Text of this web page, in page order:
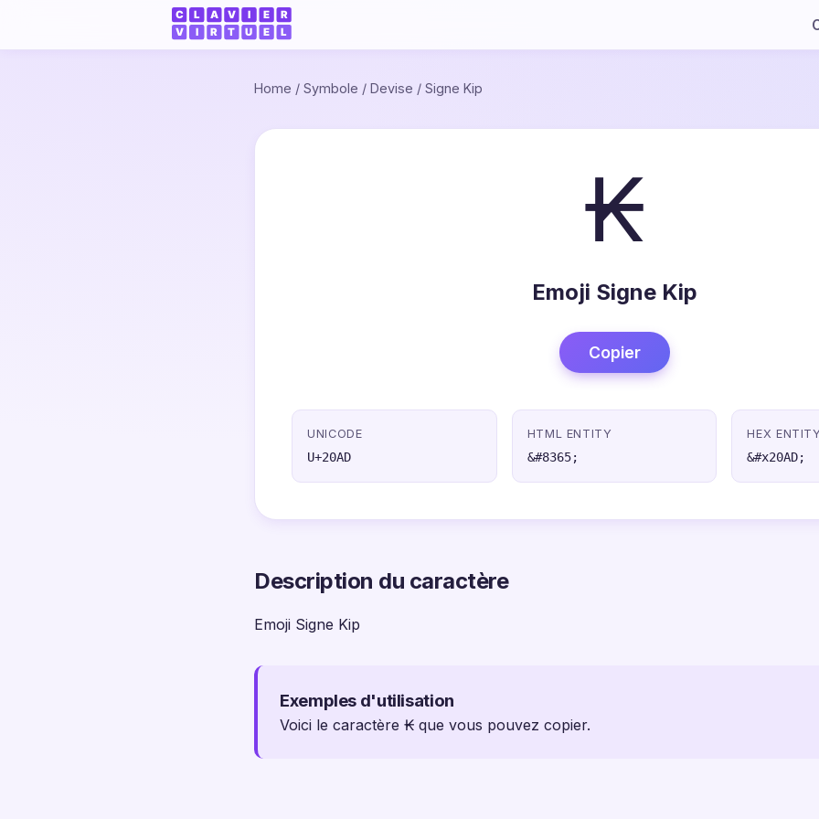
Home / Symbole / Devise / Signe Kip
₭
Emoji Signe Kip
Copier
UNICODE
U+20AD
HTML ENTITY
&#8365;
HEX
&#x20AD;
Description du caractère
Emoji Signe Kip
Exemples d'utilisation
Voici le caractère ₭ que vous pouvez copier.